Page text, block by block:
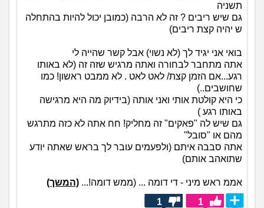
תשניה
גם שיש ריבים ? זה לא הרבה (כמובן יכול להיות בהתחלה
ש יהיה קצת ריבים)
בואי אני יגיד לך (לא נשוי) אבל קשר שהייה לי
אתה מתחבר לבחורה ואתה מרגיש שזה זה (לא באותו
רגע...אם הזמן קצת/ לאט לאט . לא ממבט ראשון! כמו
שחושבים..)
כי היא קולטת אותי ואני אותה (בידיוק מה היא מרגישה
באותו רגע )
גם שיש לה "פאקים" זה מחליק! חח אתה לא כזה מתרגש
מהם או "סובל"
אתה סבבה איתם (ולפעמים עובר לך בראש שאתה יודע
שתואהב אותם)
אממ ראש מיני - די דומה ... (ממש דומה!... (המשך)
1
1